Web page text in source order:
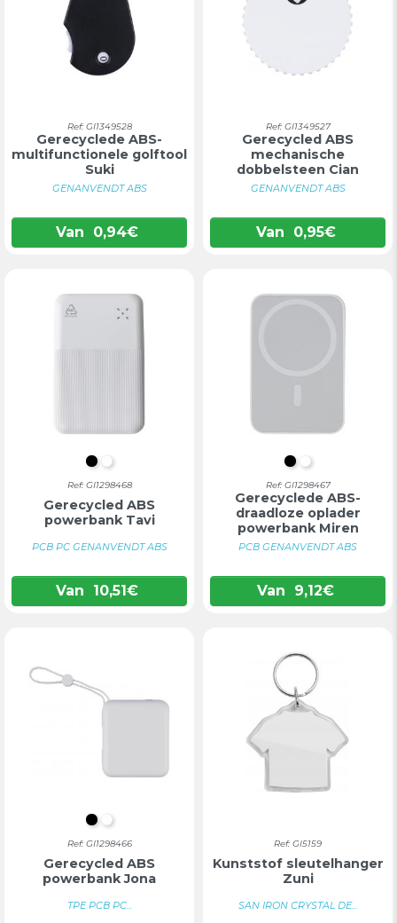
Ref: GI1349528
Gerecyclede ABS-
multifunctionele golftool
Suki
GENANVENDT ABS
Van 0,94€
Ref: GI1349527
Gerecycled ABS
mechanische
dobbelsteen Cian
GENANVENDT ABS
Van 0,95€
ZWART
WIT
Ref: GI1298468
Gerecycled ABS
powerbank Tavi
PCB PC GENANVENDT ABS
Van 10,51€
ZWART
WIT
Ref: GI1298467
Gerecyclede ABS-
draadloze oplader
powerbank Miren
PCB GENANVENDT ABS
Van 9,12€
ZWART
WIT
Ref: GI1298466
Gerecycled ABS
powerbank Jona
TPE PCB PC...
Ref: GI5159
Kunststof sleutelhanger
Zuni
SAN IRON CRYSTAL DE...